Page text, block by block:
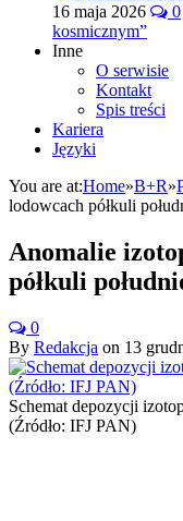
16 maja 2026 0
kosmicznym”
Inne
O serwisie
Kontakt
Spis treści
Kariera
Języki
You are at:Home»B+R»
lodowcach półkuli
Anomalie
półkuli
0
By Redakcja on 13
Schemat depozycji
(Źródło: IFJ PAN)